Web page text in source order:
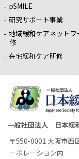
pSMILE
研究サポート事業
地域緩和ケアネットワ
修
在宅緩和ケア研修
一般社団法人 日本緩
〒550-0001 大阪市西
ーポレーション内